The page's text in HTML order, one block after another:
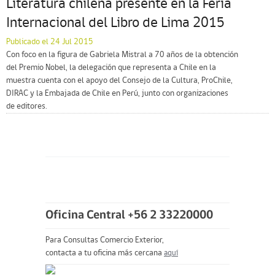
Literatura chilena presente en la Feria
Internacional del Libro de Lima 2015
Publicado el 24 Jul 2015
Con foco en la figura de Gabriela Mistral a 70 años de la obtención
del Premio Nobel, la delegación que representa a Chile en la
muestra cuenta con el apoyo del Consejo de la Cultura, ProChile,
DIRAC y la Embajada de Chile en Perú, junto con organizaciones
de editores.
Oficina Central +56 2 33220000
Para Consultas Comercio Exterior,
contacta a tu oficina más cercana aquí